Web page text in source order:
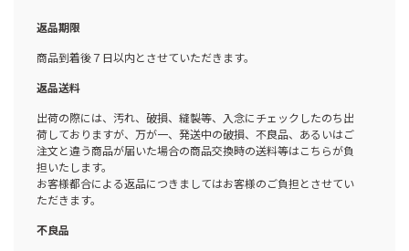
返品期限
商品到着後７日以内とさせていただきます。
返品送料
出荷の際には、汚れ、破損、縫製等、入念にチェックしたのち出
荷しておりますが、万が一、発送中の破損、不良品、あるいはご
注文と違う商品が届いた場合の商品交換時の送料等はこちらが負
担いたします。
お客様都合による返品につきましてはお客様のご負担とさせてい
ただきます。
不良品